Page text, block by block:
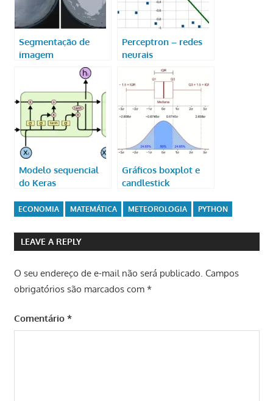
Segmentação de
imagem
Perceptron – redes
neurais
Modelo sequencial
do Keras
Gráficos boxplot e
candlestick
ECONOMIA MATEMÁTICA METEOROLOGIA PYTHON
LEAVE A REPLY
O seu endereço de e-mail não será publicado. Campos
obrigatórios são marcados com *
Comentário *